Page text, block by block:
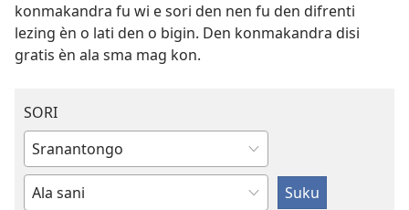
konmakandra fu wi e sori den nen fu den difrenti
lezing èn o lati den o bigin. Den konmakandra disi
gratis èn ala sma mag kon.
SORI
Skrifi
noso
Skrifi